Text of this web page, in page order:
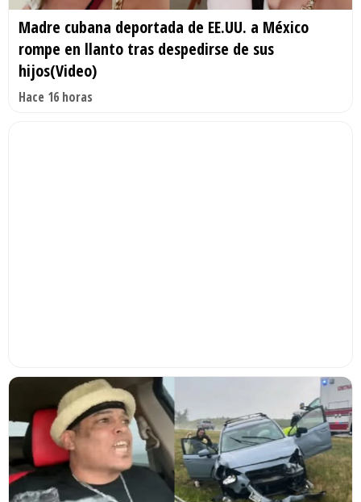
Madre cubana deportada de EE.UU. a México
rompe en llanto tras despedirse de sus
hijos(Video)
Hace 16 horas